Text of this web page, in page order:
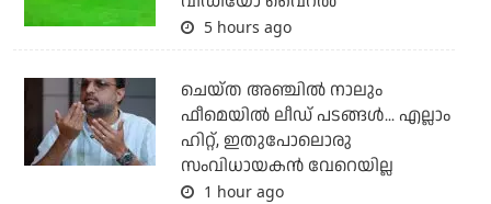
5 hours ago
ചെയ്ത അഞ്ചില്‍ നാലും
ഫീമെയില്‍ ലീഡ് പടങ്ങള്‍... എല്ലാം
ഹിറ്റ്, ഇതുപോലൊരു
സംവിധായകന്‍ വേറെയില്ല
1 hour ago